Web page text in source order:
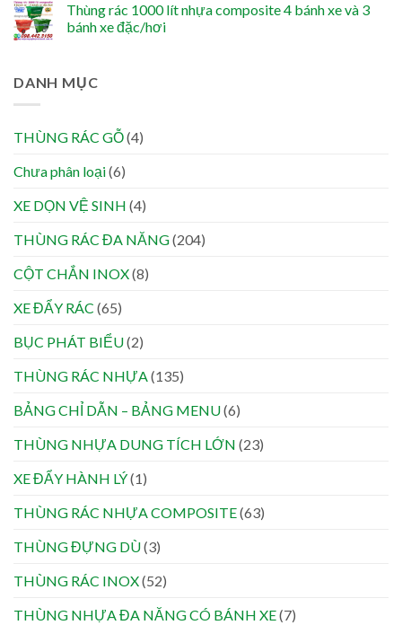
Thùng rác 1000 lít nhựa composite 4 bánh xe và 3
bánh xe đặc/hơi
DANH MỤC
THÙNG RÁC GỖ(4)
Chưa phân loại(6)
XE DỌN VỆ SINH (4)
THÙNG RÁC ĐA NĂNG(204)
CỘT CHẮN INOX(8)
XE ĐẨY RÁC (65)
BỤC PHÁT BIỂU(2)
THÙNG RÁC NHỰA(135)
BẢNG CHỈ DẪN – BẢNG MENU(6)
THÙNG NHỰA DUNG TÍCH LỚN (23)
XE ĐẨY HÀNH LÝ(1)
THÙNG RÁC NHỰA COMPOSITE(63)
THÙNG ĐỰNG DÙ(3)
THÙNG RÁC INOX(52)
THÙNG NHỰA ĐA NĂNG CÓ BÁNH XE(7)